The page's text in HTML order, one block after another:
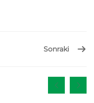
Sonraki